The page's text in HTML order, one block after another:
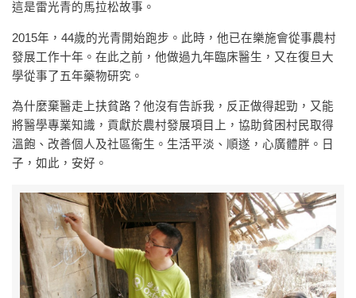
這是雷光青的馬拉松故事。
2015年，44歲的光青開始跑步。此時，他已在樂施會從事農村
發展工作十年。在此之前，他做過九年臨床醫生，又在復旦大
學從事了五年藥物研究。
為什麼棄醫走上扶貧路？他沒有告訴我，反正做得起勁，又能
將醫學專業知識，貢獻於農村發展項目上，協助貧困村民取得
溫飽、改善個人及社區衞生。生活平淡、順遂，心廣體胖。日
子，如此，安好。